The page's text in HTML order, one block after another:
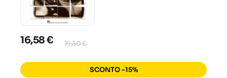
16,58 € 19,50 €
SCONTO -15%